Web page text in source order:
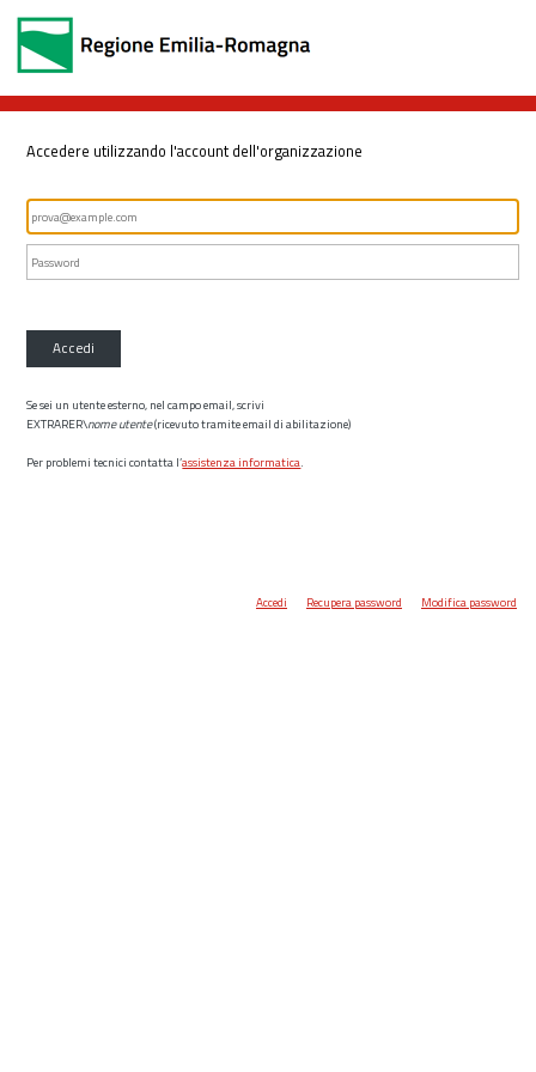
Accedere utilizzando l'account dell'organizzazione
Accedi
Se sei un utente esterno, nel campo email, scrivi
EXTRARER\nome utente(ricevuto tramite email di abilitazione)
Per problemi tecnici contatta l’assistenza informatica.
Accedi Recupera password Modifica password